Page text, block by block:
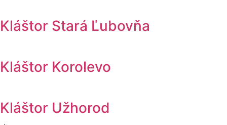
Kláštor Stará Ľubovňa
Kláštor Korolevo
Kláštor Užhorod